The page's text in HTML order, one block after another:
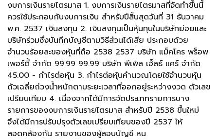
งบการเงินรายไตรมาส 1. งบการเงินรายไตรมาสที่จัดทำขึ้นนี้
ควรใช้ประกอบกับงบการเงิน สำหรับปีสิ้นสุดวันที่ 31 ธันวาคม
พ.ศ. 2537 เงินลงทุน 2. เงินลงทุนเป็นหุ้นทุนในบริษัทย่อยและ
บริษัทร่วมซึ่งบันทึกบัญชีตามวิธีส่วนได้เสีย ประกอบด้วย
จำนวนร้อยละของหุ้นที่ถือ 2538 2537 บริษัท แม็คโคร พร็อพ
เพอร์ตี้ จำกัด 99.99 99.99 บริษัท พีเพิล เฮ็ลธ์ แคร์ จำกัด
45.00 - กำไรต่อหุ้น 3. กำไรต่อหุ้นคำนวณโดยใช้จำนวนหุ้น
ถัวเฉลี่ยถ่วงน้ำหนักตามระยะเวลาที่ออกอยู่ระหว่างงวด ตัวเลข
เปรียบเทียบ 4. เนื่องจากได้มีการจัดประเภทรายการบาง
รายการของงบการเงินรายไตรมาส สำหรับปี 2538 ขึ้นใหม่
จึงได้มีการปรับปรุงตัวเลขเปรียบเทียบของปี 2537 ให้
สอดคล้องกัน รายงานของผู้สอบบัญชี หน